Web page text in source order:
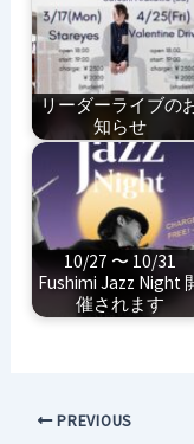
リーダーライブの
知らせ
10/27 〜 10/31
Fushimi Jazz Night
催されます
PREVIOUS